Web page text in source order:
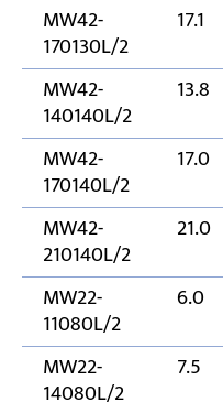
MW42-
170130L/2
17.1
MW42-
140140L/2
13.8
MW42-
170140L/2
17.0
MW42-
210140L/2
21.0
MW22-
11080L/2
6.0
MW22-
14080L/2
7.5